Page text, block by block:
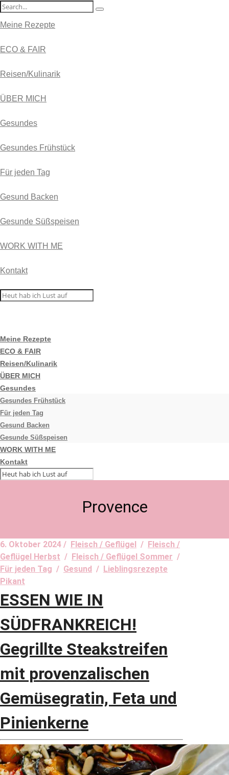
Meine Rezepte
ECO & FAIR
Reisen/Kulinarik
ÜBER MICH
Gesundes
Gesundes Frühstück
Für jeden Tag
Gesund Backen
Gesunde Süßspeisen
WORK WITH ME
Kontakt
Meine Rezepte
ECO & FAIR
Reisen/Kulinarik
ÜBER MICH
Gesundes
Gesundes Frühstück
Für jeden Tag
Gesund Backen
Gesunde Süßspeisen
WORK WITH ME
Kontakt
Provence
6. Oktober 2024 / Fleisch / Geflügel / Fleisch /
Geflügel Herbst / Fleisch / Geflügel Sommer /
Für jeden Tag / Gesund / Lieblingsrezepte
Pikant
ESSEN WIE IN
SÜDFRANKREICH!
Gegrillte Steakstreifen
mit provenzalischen
Gemüsegratin, Feta und
Pinienkerne